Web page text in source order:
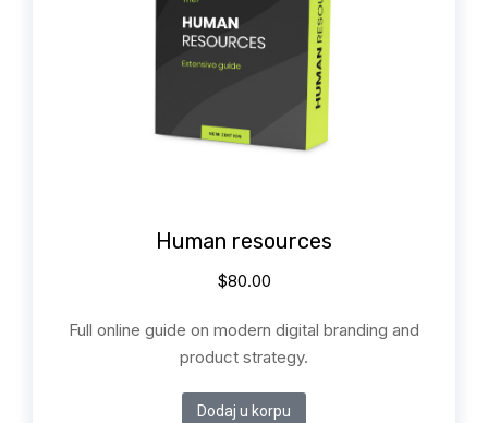
Human resources
$80.00
Full online guide on modern digital branding and
product strategy.
Dodaj u korpu